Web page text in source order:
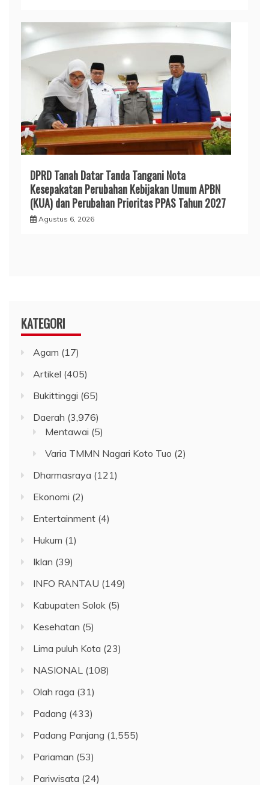
DPRD Tanah Datar Tanda Tangani Nota
Kesepakatan Perubahan Kebijakan Umum APBN
(KUA) dan Perubahan Prioritas PPAS Tahun 2027
Agustus 6, 2026
KATEGORI
Agam (17)
Artikel (405)
Bukittinggi (65)
Daerah (3,976)
Mentawai (5)
Varia TMMN Nagari Koto Tuo (2)
Dharmasraya (121)
Ekonomi (2)
Entertainment (4)
Hukum (1)
Iklan (39)
INFO RANTAU (149)
Kabupaten Solok (5)
Kesehatan (5)
Lima puluh Kota (23)
NASIONAL (108)
Olah raga (31)
Padang (433)
Padang Panjang (1,555)
Pariaman (53)
Pariwisata (24)